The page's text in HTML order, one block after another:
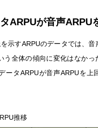
ARPUが音声ARPU
示すARPUのデータでは、音
う全体の傾向に変化はなかっ
ータARPUが音声ARPUを上
推移